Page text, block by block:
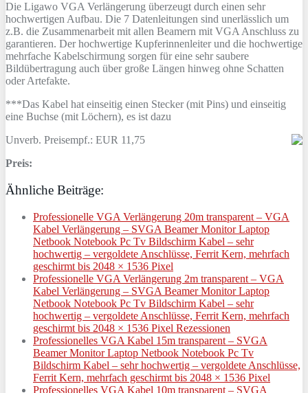
Die Ligawo VGA Verlängerung überzeugt durch einen sehr
hochwertigen Aufbau. Die 7 Datenleitungen sind unerlässlich um
z.B. die Zusammenarbeit mit allen Beamern mit VGA Anschluss zu
garantieren. Der hochwertige Kupferinnenleiter und die hochwertige
mehrfache Kabelschirmung sorgen für eine sehr saubere
Bildübertragung auch über große Längen hinweg ohne Schatten
oder Artefakte.
***Das Kabel hat einseitig einen Stecker (mit Pins) und einseitig
eine Buchse (mit Löchern), es ist dazu
Unverb. Preisempf.: EUR 11,75
Preis:
Ähnliche Beiträge:
Professionelle VGA Verlängerung 20m transparent – VGA
Kabel Verlängerung – SVGA Beamer Monitor Laptop
Netbook Notebook Pc Tv Bildschirm Kabel – sehr
hochwertig – vergoldete Anschlüsse, Ferrit Kern, mehrfach
geschirmt bis 2048 × 1536 Pixel
Professionelle VGA Verlängerung 2m transparent – VGA
Kabel Verlängerung – SVGA Beamer Monitor Laptop
Netbook Notebook Pc Tv Bildschirm Kabel – sehr
hochwertig – vergoldete Anschlüsse, Ferrit Kern, mehrfach
geschirmt bis 2048 × 1536 Pixel Rezessionen
Professionelles VGA Kabel 15m transparent – SVGA
Beamer Monitor Laptop Netbook Notebook Pc Tv
Bildschirm Kabel – sehr hochwertig – vergoldete Anschlüsse,
Ferrit Kern, mehrfach geschirmt bis 2048 × 1536 Pixel
Professionelles VGA Kabel 10m transparent – SVGA